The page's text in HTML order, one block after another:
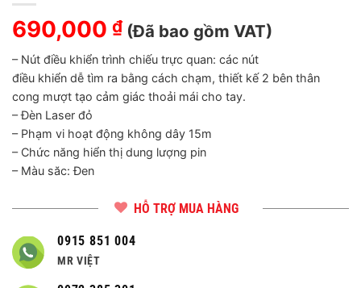
690,000 ₫ (Đã bao gồm VAT)
– Nút điều khiển trình chiếu trực quan: các nút
điều khiển dễ tìm ra bằng cách chạm, thiết kế 2 bên thân
cong mượt tạo cảm giác thoải mái cho tay.
– Đèn Laser đỏ
– Phạm vi hoạt động không dây 15m
– Chức năng hiển thị dung lượng pin
– Màu săc: Đen
HỖ TRỢ MUA HÀNG
0915 851 004
MR VIỆT